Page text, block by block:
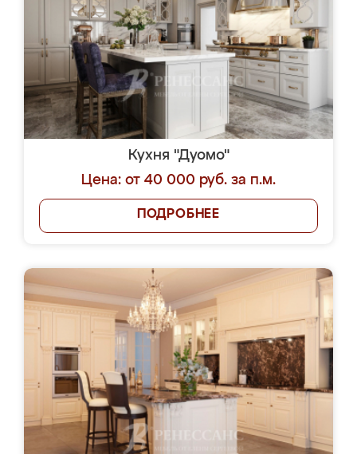
Кухня "Дуомо"
Цена: от 40 000 руб. за п.м.
ПОДРОБНЕЕ